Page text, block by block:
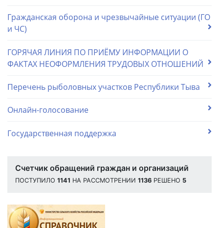
Гражданская оборона и чрезвычайные ситуации (ГО
и ЧС)
ГОРЯЧАЯ ЛИНИЯ ПО ПРИЁМУ ИНФОРМАЦИИ О
ФАКТАХ НЕОФОРМЛЕНИЯ ТРУДОВЫХ ОТНОШЕНИЙ
Перечень рыболовных участков Республики Тыва
Онлайн-голосование
Государственная поддержка
Счетчик обращений граждан и организаций
ПОСТУПИЛО 1141 НА РАССМОТРЕНИИ 1136 РЕШЕНО 5